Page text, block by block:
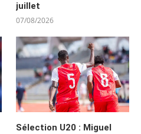
juillet
07/08/2026
Sélection U20 : Miguel